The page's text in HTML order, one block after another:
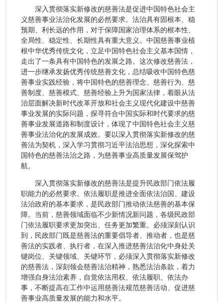
深入贯彻落实新修改的慈善法是促进中国特色社会主
义慈善事业法治化发展的必然要求。法治具有固根本、稳
预期、利长远的作用，对于保障国家治理体系的根本性、
全局性、稳定性、长期性具有重大意义。中国慈善事业植
根中华优秀传统文化，立足中国特色社会主义基本国情，
走出了一条具有中国特色的发展之路。这次修改慈善法，
进一步继承发扬优秀传统慈善文化，总结吸收中国特色慈
善事业实践经验，将中国特色的慈善理念、慈善行为、慈
善制度、慈善模式、慈善经验上升为国家法律，着眼从法
治层面解决新时代改革开放和社会主义现代化建设中慈善
事业发展的实际问题，探寻符合中国实际和时代要求的慈
善事业发展道路和制度设计，体现了中国特色社会主义慈
善事业法治化的发展成效。要以深入贯彻落实新修改的慈
善法为契机，深入学习贯彻习近平法治思想，深化探索中
国特色的慈善法治之路，为慈善事业高质量发展保驾护
航。
深入贯彻落实新修改的慈善法是提升民政部门依法履
职能力的必然要求。依法履职是推进全面依法治国、建设
法治政府的基本要求，是民政部门推动依法慈善的基本保
障。当前，慈善领域面临不少新情况新问题，各级民政部
门依法履职要求更加突出、任务更加繁重。必须深刻认识
到，民政部门既是慈善法的重要倡导者、推动者，也是慈
善法的实践者、执行者，在深入推进慈善法治化中身处关
键岗位、关键领域、关键环节，必须深入贯彻落实新修改
的慈善法，深刻领会慈善法治精神，熟悉法治条款，着力
增强自身法治素养，自觉依法用权、依法履职、依法办
事，不断提高在工作中运用慈善法规范慈善活动、促进慈
善事业高质量发展的能力和水平。